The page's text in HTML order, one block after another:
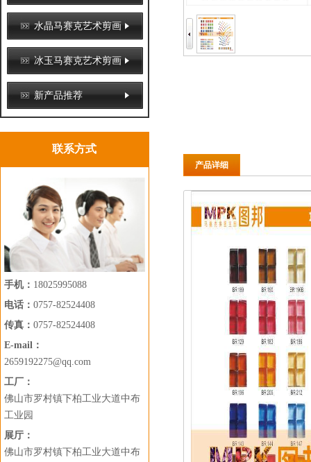
水晶马赛克艺术剪画
冰玉马赛克艺术剪画
新产品推荐
联系方式
手机： 18025995088
电话： 0757-82524408
传真： 0757-82524408
E-mail：
2659192275@qq.com
工厂：
佛山市罗村镇下柏工业大道中布
工业园
展厅：
佛山市罗村镇下柏工业大道中布
产品详细